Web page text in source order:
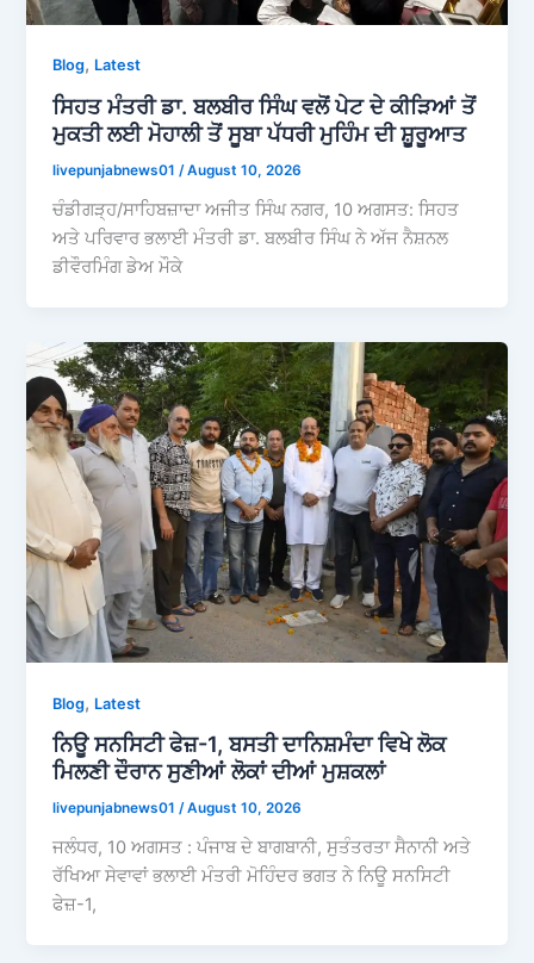
Blog, Latest
ਸਿਹਤ ਮੰਤਰੀ ਡਾ. ਬਲਬੀਰ ਸਿੰਘ ਵਲੋਂ ਪੇਟ ਦੇ ਕੀੜਿਆਂ ਤੋਂ
ਮੁਕਤੀ ਲਈ ਮੋਹਾਲੀ ਤੋਂ ਸੂਬਾ ਪੱਧਰੀ ਮੁਹਿੰਮ ਦੀ ਸ਼ੁੂਰੂਆਤ
livepunjabnews01/August 10, 2026
ਚੰਡੀਗੜ੍ਹ/ਸਾਹਿਬਜ਼ਾਦਾ ਅਜੀਤ ਸਿੰਘ ਨਗਰ, 10 ਅਗਸਤ: ਸਿਹਤ
ਅਤੇ ਪਰਿਵਾਰ ਭਲਾਈ ਮੰਤਰੀ ਡਾ. ਬਲਬੀਰ ਸਿੰਘ ਨੇ ਅੱਜ ਨੈਸ਼ਨਲ
ਡੀਵੌਰਮਿੰਗ ਡੇਅ ਮੌਕੇ
Blog, Latest
ਨਿਊ ਸਨਸਿਟੀ ਫੇਜ਼-1, ਬਸਤੀ ਦਾਨਿਸ਼ਮੰਦਾ ਵਿਖੇ ਲੋਕ
ਮਿਲਣੀ ਦੌਰਾਨ ਸੁਣੀਆਂ ਲੋਕਾਂ ਦੀਆਂ ਮੁਸ਼ਕਲਾਂ
livepunjabnews01/August 10, 2026
ਜਲੰਧਰ, 10 ਅਗਸਤ : ਪੰਜਾਬ ਦੇ ਬਾਗਬਾਨੀ, ਸੁਤੰਤਰਤਾ ਸੈਨਾਨੀ ਅਤੇ
ਰੱਖਿਆ ਸੇਵਾਵਾਂ ਭਲਾਈ ਮੰਤਰੀ ਮੋਹਿੰਦਰ ਭਗਤ ਨੇ ਨਿਊ ਸਨਸਿਟੀ
ਫੇਜ਼-1,